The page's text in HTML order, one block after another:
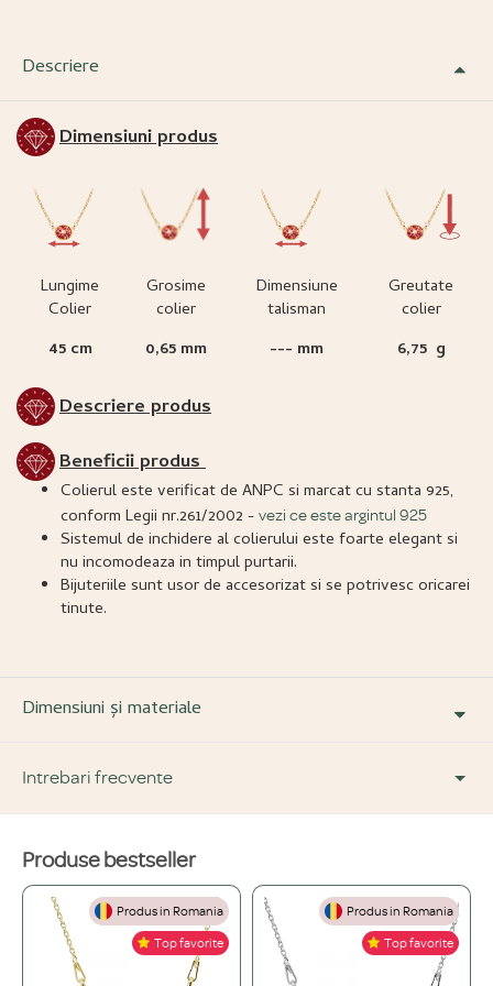
Descriere
Dimensiuni produs
Lungime
Colier
45 cm
Grosime
colier
0,65 mm
Dimensiune
talisman
--- mm
Greutate
colier
6,75 g
Descriere produs
Beneficii produs
Colierul este verificat de ANPC si marcat cu stanta 925,
conform Legii nr.261/2002 - vezi ce este argintul 925
Sistemul de inchidere al colierului este foarte elegant si
nu incomodeaza in timpul purtarii.
Bijuteriile sunt usor de accesorizat si se potrivesc oricarei
tinute.
Dimensiuni și materiale
Intrebari frecvente
DESPRE PRODUS ȘI MATERIALE
Din ce materiale sunt fabricate bijuteriile voastre?
Folosim doar materiale de înaltă calitate, atent selecționate: Argint 925,
Produse bestseller
Produs in Romania
Top favorite
Produs in Romania
Top favorite